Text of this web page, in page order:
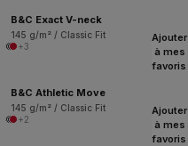
B&C Exact V-neck
145 g/m² / Classic Fit
+3
Ajouter
à mes
favoris
B&C Athletic Move
145 g/m² / Classic Fit
+2
Ajouter
à mes
favoris